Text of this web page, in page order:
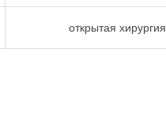
открытая хирургия